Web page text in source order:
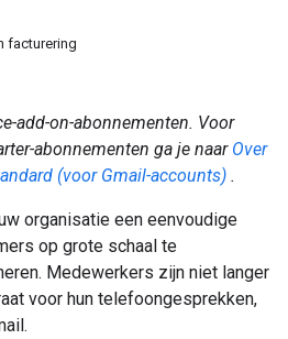
facturering
add-on-abonnementen. Voor
abonnementen ga je naar Over
(voor Gmail-accounts) .
organisatie een eenvoudige
op grote schaal te
Medewerkers zijn niet langer
voor hun telefoongesprekken,